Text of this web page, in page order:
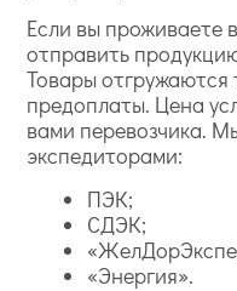
Если вы проживаете
отправить
Товары отгружаются
предоплаты. Цена
вами перевозчика.
экспедиторами:
ПЭК;
СДЭК;
«Энергия».